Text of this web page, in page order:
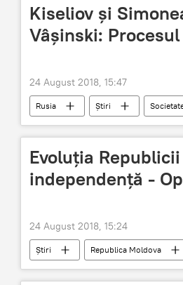
Kiseliov și
Vâșinski:
24 August 2018, 15:47
Rusia Știri
Rossia segondea
Evoluția
independență -
24 August 2018, 15:24
Știri Republica Moldova
independență
evoluție